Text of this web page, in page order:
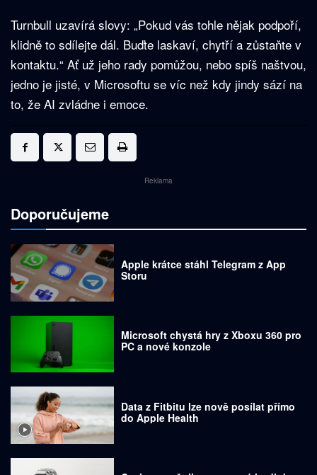
Turnbull uzavírá slovy: „Pokud vás tohle nějak podpoří,
klidně to sdílejte dál. Buďte laskaví, chytří a zůstaňte v
kontaktu.“ Ať už jeho rady pomůžou, nebo spíš naštvou,
jedno je jisté, v Microsoftu se víc než kdy jindy sází na
to, že AI zvládne i emoce.
Reklama
Doporučujeme
Apple krátce stáhl Telegram z App
Storu
Microsoft chystá hry z Xboxu 360 pro
PC a nové konzole
Data z Fitbitu lze nově posílat přímo
do Apple Health